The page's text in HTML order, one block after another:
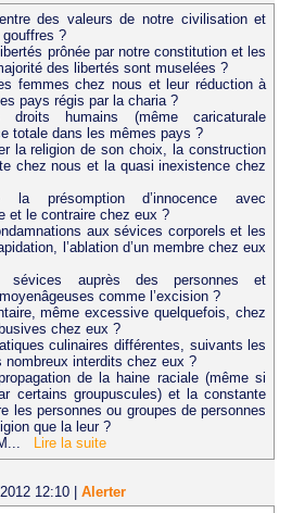
des valeurs de notre civilisation et
?
prônée par notre constitution et les
des libertés sont muselées ?
femmes chez nous et leur réduction à
pays régis par la charia ?
humains (même caricaturale
totale dans les mêmes pays ?
la religion de son choix, la construction
chez nous et la quasi inexistence chez
présomption d’innocence avec
et le contraire chez eux ?
aux sévices corporels et les
l’ablation d’un membre chez eux
sévices auprès des personnes et
comme l’excision ?
même excessive quelquefois, chez
chez eux ?
culinaires différentes, suivants les
interdits chez eux ?
de la haine raciale (même si
certains groupuscules) et la constante
les personnes ou groupes de personnes
que la leur ?
Lire la suite
12:10
Alerter